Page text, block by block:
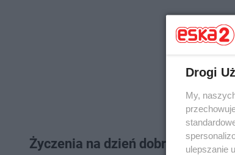
Życzenia na dzień dobry, miłego
Drogi
My,
ulepszanie